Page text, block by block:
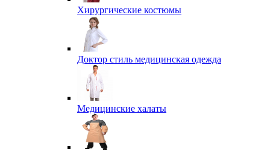
Хирургические костюмы
Доктор стиль медицинская одежда
Медицинские халаты